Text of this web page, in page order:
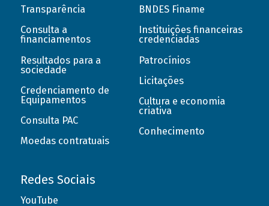
Transparência
Consulta a
financiamentos
Resultados para a
sociedade
Credenciamento de
Equipamentos
Consulta PAC
Moedas contratuais
BNDES Finame
Instituições financeiras
credenciadas
Patrocínios
Licitações
Cultura e economia
criativa
Conhecimento
Redes Sociais
YouTube